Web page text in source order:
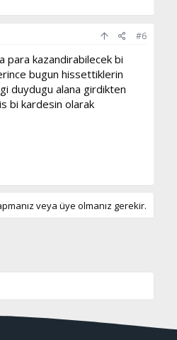
#6
para kazandirabilecek bi
bugun hissettiklerin
duydugu alana girdikten
bi kardesin olarak
veya üye olmanız gerekir.